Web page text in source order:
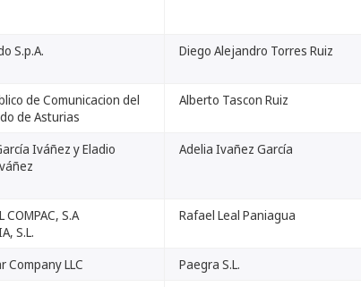
S.p.A. Diego Alejandro Torres Ruiz
de Comunicacion del
de Asturias
Alberto Tascon Ruiz
Iváñez y Eladio
Adelia Ivañez García
COMPAC, S.A
S.L.
Rafael Leal Paniagua
Company LLC Paegra S.L.